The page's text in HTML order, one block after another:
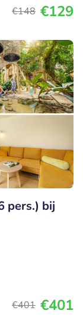
€148 €129
pers.) bij
€401 €401